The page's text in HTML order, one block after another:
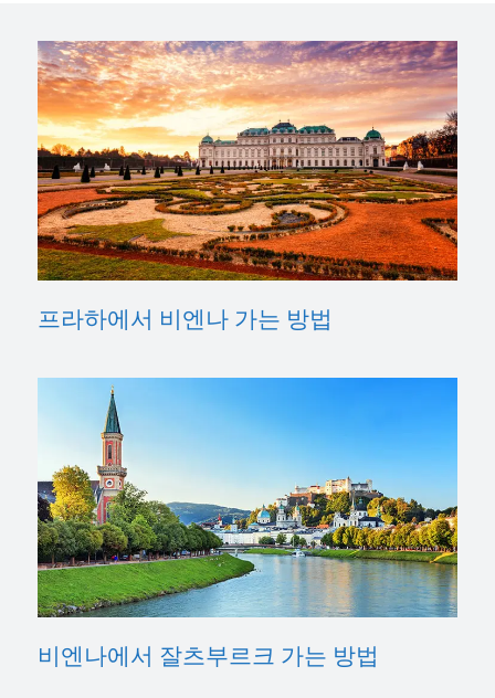
프라하에서 비엔나 가는 방법
비엔나에서 잘츠부르크 가는 방법